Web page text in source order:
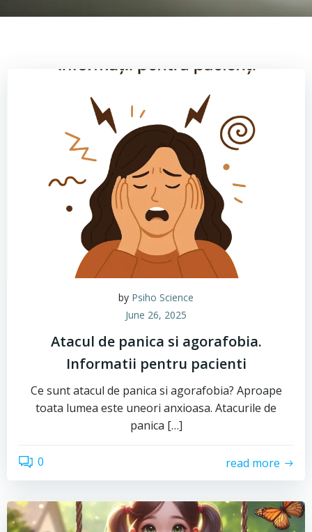
by Psiho Science
June 26, 2025
Atacul de panica si agorafobia.
Informatii pentru pacienti
Ce sunt atacul de panica si agorafobia? Aproape
toata lumea este uneori anxioasa. Atacurile de
panica […]
0 read more